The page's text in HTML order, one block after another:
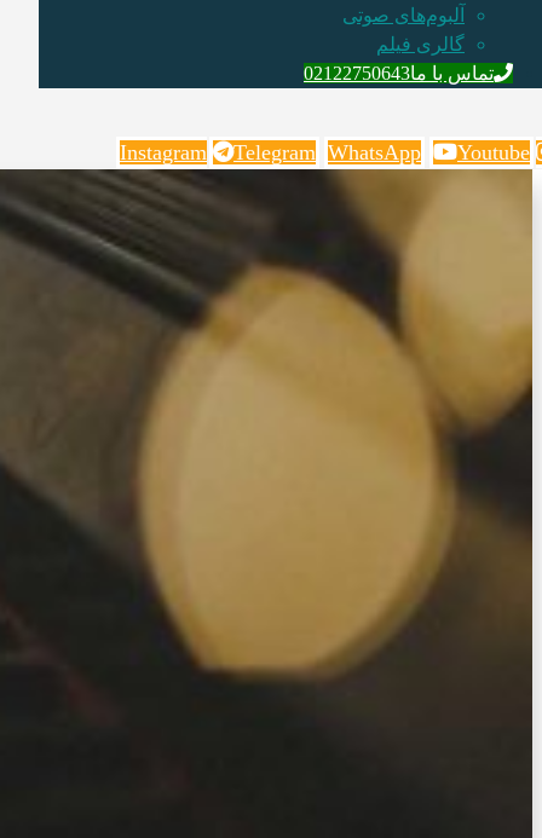
آلبوم‌های صوتی
گالری فیلم
تماس با ما02122750643
Instagram Telegram WhatsApp Youtube